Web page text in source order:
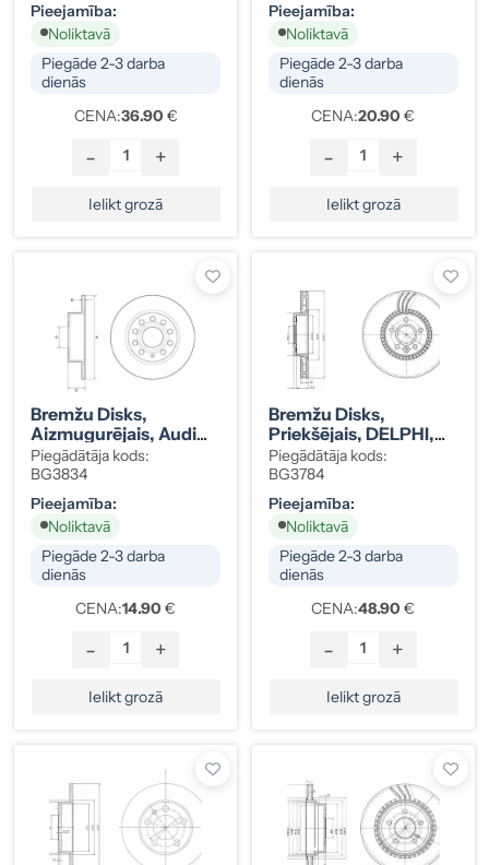
Pieejamība:
Noliktavā
Piegāde 2-3 darba
dienās
CENA:36.90 €
- +
Ielikt grozā
Pieejamība:
Noliktavā
Piegāde 2-3 darba
dienās
CENA:20.90 €
- +
Ielikt grozā
Bremžu Disks,
Aizmugurējais, Audi
A3 / Seat Altea, Leon,
Toledo, Kods
1K0615601AB
Piegādātāja kods:
BG3834
Pieejamība:
Noliktavā
Piegāde 2-3 darba
dienās
CENA:14.90 €
- +
Ielikt grozā
Bremžu Disks,
Priekšējais, DELPHI,
VOLVO S60, S80,
XC90 30636074
Piegādātāja kods:
BG3784
Pieejamība:
Noliktavā
Piegāde 2-3 darba
dienās
CENA:48.90 €
- +
Ielikt grozā